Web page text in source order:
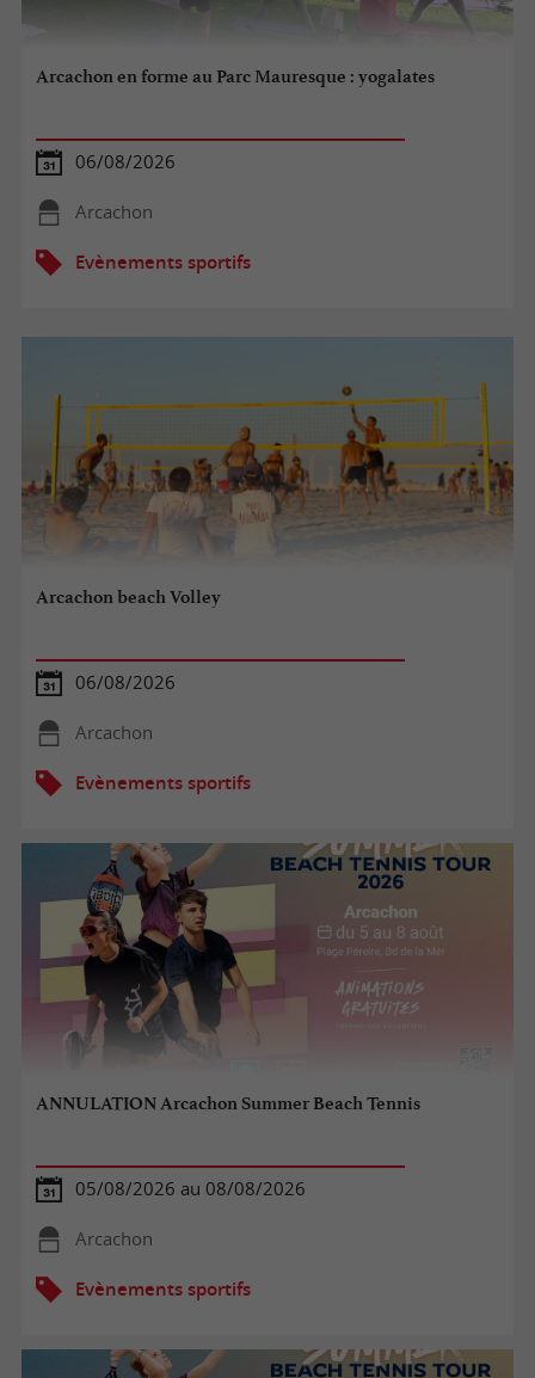
Arcachon en forme au Parc Mauresque : yogalates
06/08/2026
Arcachon
Evènements sportifs
Arcachon beach Volley
06/08/2026
Arcachon
Evènements sportifs
ANNULATION Arcachon Summer Beach Tennis
05/08/2026 au 08/08/2026
Arcachon
Evènements sportifs